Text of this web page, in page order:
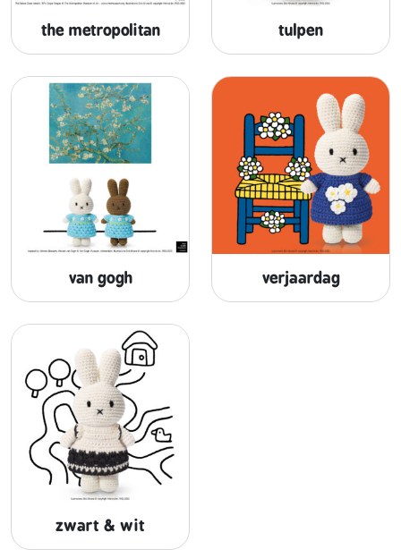
the metropolitan tulpen
van gogh verjaardag
zwart & wit